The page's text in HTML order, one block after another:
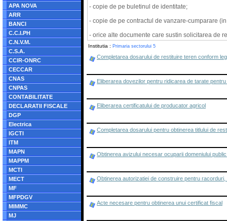
APA NOVA
ARR
BANCI
C.C.I.PH
C.N.V.M.
C.S.A.
CCIR-ONRC
CECCAR
CNAS
CNPAS
CONTABILITATE
DECLARATII FISCALE
DGP
Electrica
IGCTI
ITM
MAPN
MAPPM
MCTI
MECT
MF
MFPDGV
MIMMC
MJ
- copie de pe buletinul de identitate;
- copie de pe contractul de vanzare-cumparare
- orice alte documente care sustin solicitarea de
Institutia : Primaria sectorului 5
Completarea dosarului de restituire teren conform
Eliberarea dovezilor pentru ridicarea de tarate
Eliberarea certificatului de producator agricol
Completarea dosarului pentru obtinerea titlului de
Obtinerea avizului necesar ocuparii domeniului
Obtinerea autorizatiei de construire pentru
Acte necesare pentru obtinerea unui certificat fiscal